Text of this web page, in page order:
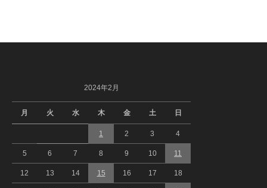
2024年2月
月 火 水 木 金 土 日
1 2 3 4
5 6 7 8 9 10 11
12 13 14 15 16 17 18